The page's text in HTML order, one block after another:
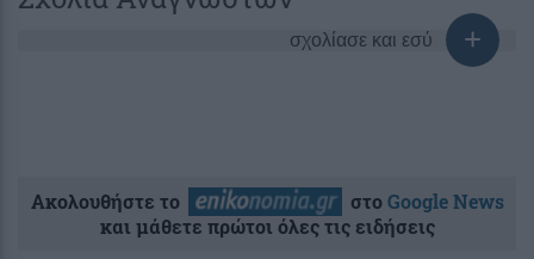
σχολίασε και εσύ
Ακολουθήστε το στοGoogle News
και μάθετε πρώτοι όλες τις ειδήσεις